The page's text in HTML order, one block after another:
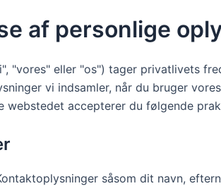
af personlige
"vores" eller "os") tager privatlivets
vi indsamler, når du bruger
webstedet accepterer du følgende
såsom dit navn,